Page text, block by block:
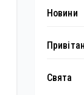
Новини
Свята